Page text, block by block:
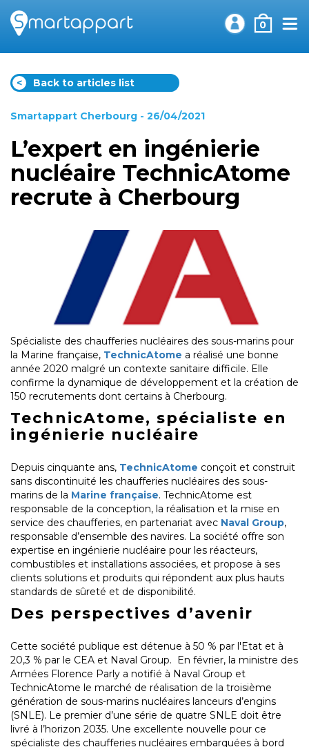
0
< Back to articles list
Smartappart Cherbourg - 26/04/2021
L’expert en ingénierie
nucléaire TechnicAtome
recrute à Cherbourg
Spécialiste des chaufferies nucléaires des sous-marins pour
la Marine française, TechnicAtome a réalisé une bonne
année 2020 malgré un contexte sanitaire difficile. Elle
confirme la dynamique de développement et la création de
150 recrutements dont certains à Cherbourg.
TechnicAtome, spécialiste en
ingénierie nucléaire
Depuis cinquante ans, TechnicAtome conçoit et construit
sans discontinuité les chaufferies nucléaires des sous-
marins de la Marine française. TechnicAtome est
responsable de la conception, la réalisation et la mise en
service des chaufferies, en partenariat avec Naval Group,
responsable d’ensemble des navires. La société offre son
expertise en ingénierie nucléaire pour les réacteurs,
combustibles et installations associées, et propose à ses
clients solutions et produits qui répondent aux plus hauts
standards de sûreté et de disponibilité.
Des perspectives d’avenir
Cette société publique est détenue à 50 % par l'Etat et à
20,3 % par le CEA et Naval Group. En février, la ministre des
Armées Florence Parly a notifié à Naval Group et
TechnicAtome le marché de réalisation de la troisième
génération de sous-marins nucléaires lanceurs d’engins
(SNLE). Le premier d’une série de quatre SNLE doit être
livré à l’horizon 2035. Une excellente nouvelle pour ce
spécialiste des chaufferies nucléaires embarquées à bord